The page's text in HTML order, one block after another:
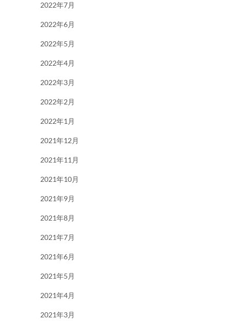
2022年7月
2022年6月
2022年5月
2022年4月
2022年3月
2022年2月
2022年1月
2021年12月
2021年11月
2021年10月
2021年9月
2021年8月
2021年7月
2021年6月
2021年5月
2021年4月
2021年3月